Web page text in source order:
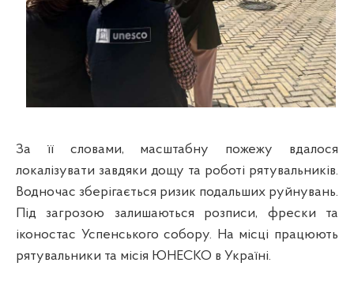
За її словами, масштабну пожежу вдалося
локалізувати завдяки дощу та роботі рятувальників.
Водночас зберігається ризик подальших руйнувань.
Під загрозою залишаються розписи, фрески та
іконостас Успенського собору. На місці працюють
рятувальники та місія ЮНЕСКО в Україні.